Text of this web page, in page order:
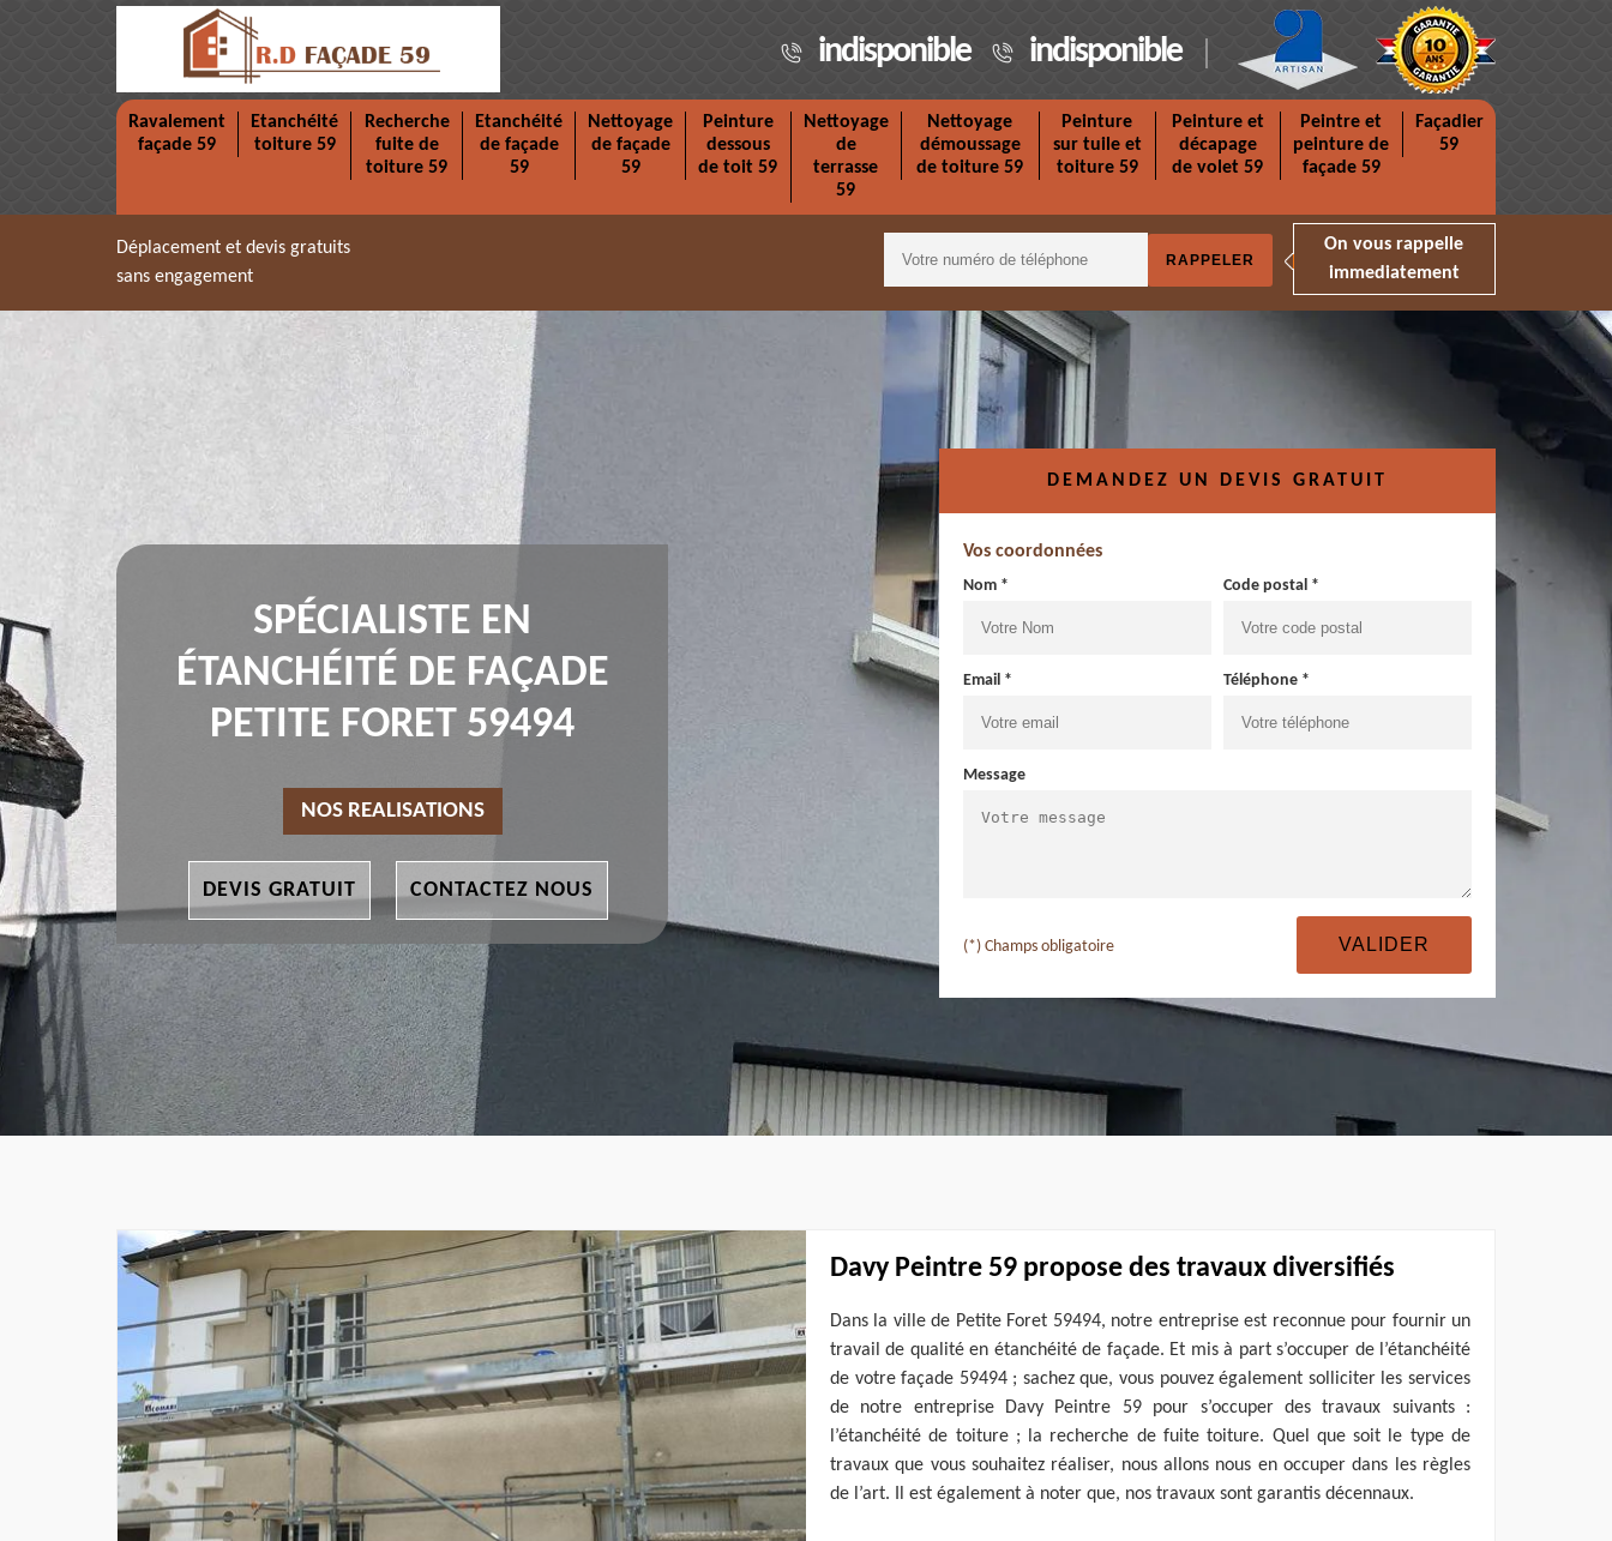
indisponible indisponible
Ravalement
façade 59
Etanchéité
toiture 59
Recherche
fuite de
toiture 59
Etanchéité
de façade
59
Nettoyage
de façade
59
Peinture
dessous
de toit 59
Nettoyage
de
terrasse
59
Nettoyage
démoussage
de toiture 59
Peinture
sur tuile et
toiture 59
Peinture et
décapage
de volet 59
Peintre et
peinture de
façade 59
Façadier
59
Déplacement et devis gratuits
sans engagement
On vous rappelle
immediatement
SPÉCIALISTE EN
ÉTANCHÉITÉ DE FAÇADE
PETITE FORET 59494
NOS REALISATIONS
DEVIS GRATUIT CONTACTEZ NOUS
DEMANDEZ UN DEVIS GRATUIT
Vos coordonnées
Nom * Code postal *
Email * Téléphone *
Message
(*) Champs obligatoire
Davy Peintre 59 propose des travaux diversifiés
Dans la ville de Petite Foret 59494, notre entreprise est reconnue pour fournir un
travail de qualité en étanchéité de façade. Et mis à part s’occuper de l’étanchéité
de votre façade 59494 ; sachez que, vous pouvez également solliciter les services
de notre entreprise Davy Peintre 59 pour s’occuper des travaux suivants :
l’étanchéité de toiture ; la recherche de fuite toiture. Quel que soit le type de
travaux que vous souhaitez réaliser, nous allons nous en occuper dans les règles
de l’art. Il est également à noter que, nos travaux sont garantis décennaux.